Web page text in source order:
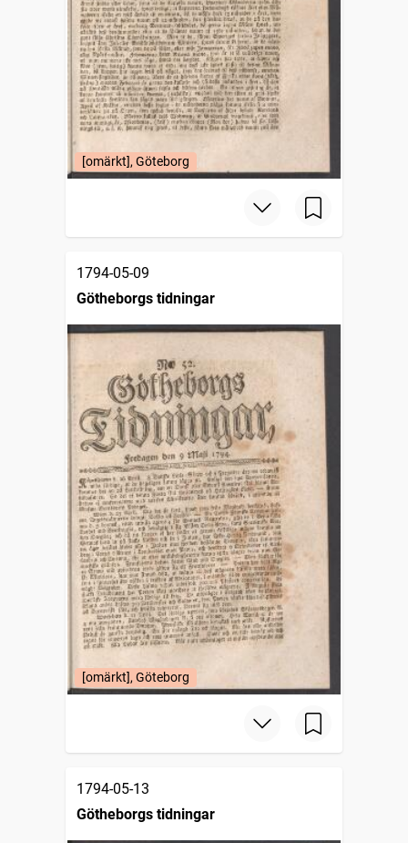
[omärkt], Göteborg
1794-05-09
Götheborgs tidningar
[omärkt], Göteborg
1794-05-13
Götheborgs tidningar